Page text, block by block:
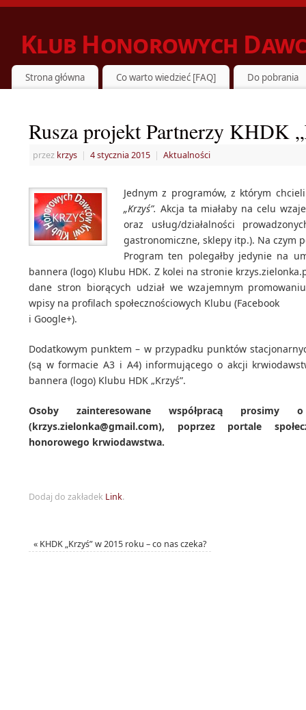
Klub Honorowych
ZIELONKA DZIELI SIĘ KRWIĄ Z POTRZEBUJĄCYMI
Strona główna Co warto wiedzieć [FAQ] Do pobrania
Rusza projekt Partnerzy KHDK
przez krzys | 4 stycznia 2015 | Aktualności
Jednym z programów, z którym
„Krzyś”. Akcja ta miałaby na celu
oraz usług/działalności
gastronomiczne, sklepy itp.). Na czym
Program ten polegałby jedynie na
bannera (logo) Klubu HDK. Z kolei na stronie
dane stron biorących udział we wzajemnym
wpisy na profilach społecznościowych Klubu (Facebook
i Google+).
Dodatkowym punktem – w przypadku punktów
(są w formacie A3 i A4) informującego o akcji
bannera (logo) Klubu HDK „Krzyś”.
Osoby zainteresowane współpracą
(krzys.zielonka@gmail.com), poprzez portale
honorowego krwiodawstwa.
Dodaj do zakładek Link.
« KHDK „Krzyś” w 2015 roku – co nas czeka?